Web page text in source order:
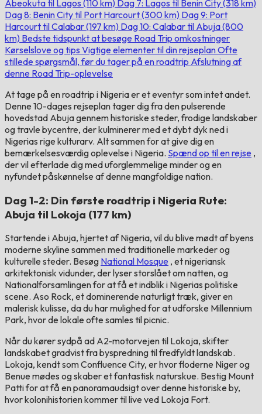
Abeokuta til Lagos (110 km) Dag 7: Lagos til Benin City (318 km)
Dag 8: Benin City til Port Harcourt (300 km) Dag 9: Port
Harcourt til Calabar (197 km) Dag 10: Calabar til Abuja (800
km) Bedste tidspunkt at besøge Road Trip omkostninger
Kørselslove og tips Vigtige elementer til din rejseplanOfte
stillede spørgsmål, før du tager på en roadtrip Afslutning af
denne Road Trip-oplevelse
At tage på en roadtrip i Nigeria er et eventyr som intet andet.
Denne 10-dages rejseplan tager dig fra den pulserende
hovedstad Abuja gennem historiske steder, frodige landskaber
og travle bycentre, der kulminerer med et dybt dyk ned i
Nigerias rige kulturarv. Alt sammen for at give dig en
bemærkelsesværdig oplevelse i Nigeria. Spænd op til en rejse ,
der vil efterlade dig med uforglemmelige minder og en
nyfundet påskønnelse af denne mangfoldige nation.
Dag 1-2: Din første roadtrip i Nigeria Rute:
Abuja til Lokoja (177 km)
Startende i Abuja, hjertet af Nigeria, vil du blive mødt af byens
moderne skyline sammen med traditionelle markeder og
kulturelle steder. Besøg National Mosque , et nigeriansk
arkitektonisk vidunder, der lyser storslået om natten, og
Nationalforsamlingen for at få et indblik i Nigerias politiske
scene. Aso Rock, et dominerende naturligt træk, giver en
malerisk kulisse, da du har mulighed for at udforske Millennium
Park, hvor de lokale ofte samles til picnic.
Når du kører sydpå ad A2-motorvejen til Lokoja, skifter
landskabet gradvist fra byspredning til fredfyldt landskab.
Lokoja, kendt som Confluence City, er hvor floderne Niger og
Benue mødes og skaber et fantastisk naturskue. Bestig Mount
Patti for at få en panoramaudsigt over denne historiske by,
hvor kolonihistorien kommer til live ved Lokoja Fort.